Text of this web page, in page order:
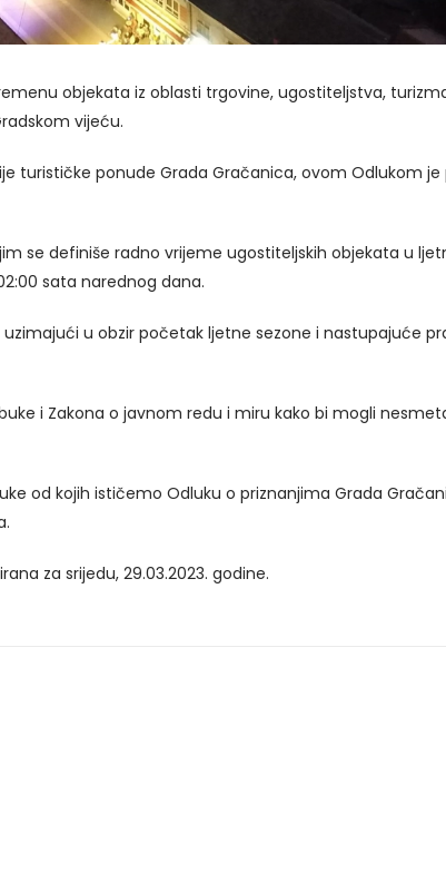
objekata iz oblasti trgovine, ugostiteljstva,
vijeću.
turističke ponude Grada Gračanica, ovom Odlukom
se definiše radno vrijeme ugostiteljskih objekata u
sata narednog dana.
u obzir početak ljetne sezone i nastupajuće
i Zakona o javnom redu i miru kako bi mogli
od kojih ističemo Odluku o priznanjima Grada
za srijedu, 29.03.2023. godine.